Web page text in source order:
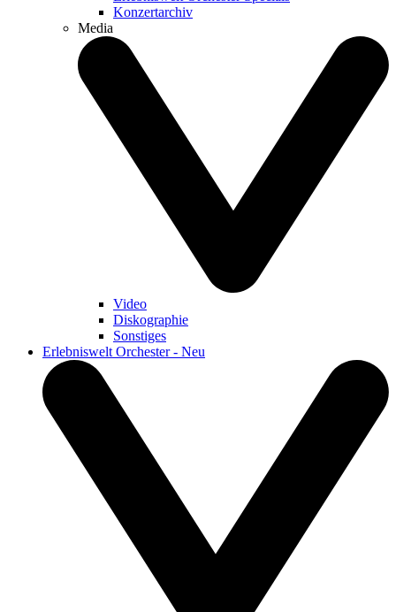
Konzertarchiv
Media
Video
Diskographie
Sonstiges
Erlebniswelt Orchester - Neu